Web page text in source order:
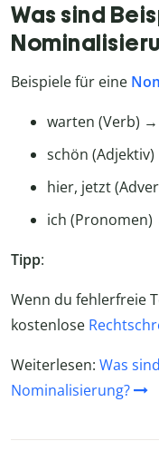
Was sind
Beispiele für eine
warten (Verb)
schön
hier, jetzt
ich
Tipp:
Wenn du fehlerfreie
kostenlose
Weiterlesen: Was
Nominalisierung?